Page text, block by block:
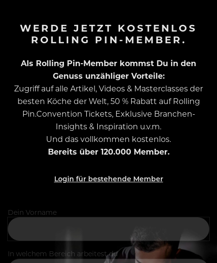
WERDE JETZT KOSTENLOS
ROLLING PIN-MEMBER.
Als Rolling Pin-Member kommst Du in den
Genuss unzähliger Vorteile:
Zugriff auf alle Artikel, Videos & Masterclasses der
besten Köche der Welt, 50 % Rabatt auf Rolling
Pin.Convention Tickets, Exklusive Branchen-
Insights & Inspiration u.v.m.
Und das vollkommen kostenlos.
Bereits über 120.000 Member.
Login für bestehende Member
Dein Vorname
In welchem Bereich arbeitest du